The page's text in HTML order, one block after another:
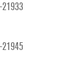
21933